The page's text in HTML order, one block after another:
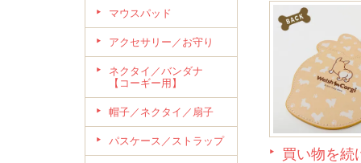
マウスパッド
アクセサリー／お守り
ネクタイ／バンダナ
【コーギー用】
帽子／ネクタイ／扇子
パスケース／ストラップ
買い物を続